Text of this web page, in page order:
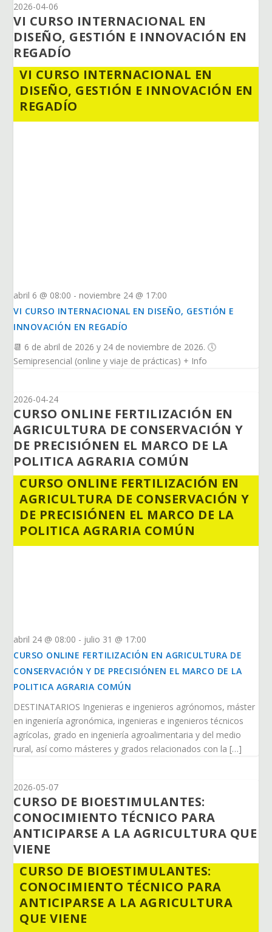
2026-04-06
VI CURSO INTERNACIONAL EN
DISEÑO, GESTIÓN E INNOVACIÓN EN
REGADÍO
VI CURSO INTERNACIONAL EN
DISEÑO, GESTIÓN E INNOVACIÓN EN
REGADÍO
abril 6 @ 08:00 - noviembre 24 @ 17:00
VI CURSO INTERNACIONAL EN DISEÑO, GESTIÓN E
INNOVACIÓN EN REGADÍO
📆 6 de abril de 2026 y 24 de noviembre de 2026. 🕔
Semipresencial (online y viaje de prácticas) + Info
2026-04-24
CURSO ONLINE FERTILIZACIÓN EN
AGRICULTURA DE CONSERVACIÓN Y
DE PRECISIÓNEN EL MARCO DE LA
POLITICA AGRARIA COMÚN
CURSO ONLINE FERTILIZACIÓN EN
AGRICULTURA DE CONSERVACIÓN Y
DE PRECISIÓNEN EL MARCO DE LA
POLITICA AGRARIA COMÚN
abril 24 @ 08:00 - julio 31 @ 17:00
CURSO ONLINE FERTILIZACIÓN EN AGRICULTURA DE
CONSERVACIÓN Y DE PRECISIÓNEN EL MARCO DE LA
POLITICA AGRARIA COMÚN
DESTINATARIOS Ingenieras e ingenieros agrónomos, máster
en ingeniería agronómica, ingenieras e ingenieros técnicos
agrícolas, grado en ingeniería agroalimentaria y del medio
rural, así como másteres y grados relacionados con la […]
2026-05-07
CURSO DE BIOESTIMULANTES:
CONOCIMIENTO TÉCNICO PARA
ANTICIPARSE A LA AGRICULTURA QUE
VIENE
CURSO DE BIOESTIMULANTES:
CONOCIMIENTO TÉCNICO PARA
ANTICIPARSE A LA AGRICULTURA
QUE VIENE